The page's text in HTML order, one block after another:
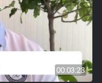
00:03:23